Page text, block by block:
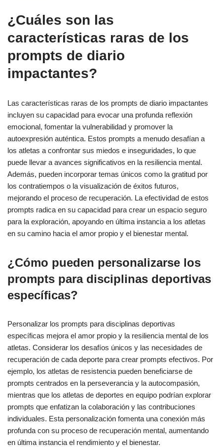
¿Cuáles son las
características raras de los
prompts de diario
impactantes?
Las características raras de los prompts de diario impactantes
incluyen su capacidad para evocar una profunda reflexión
emocional, fomentar la vulnerabilidad y promover la
autoexpresión auténtica. Estos prompts a menudo desafían a
los atletas a confrontar sus miedos e inseguridades, lo que
puede llevar a avances significativos en la resiliencia mental.
Además, pueden incorporar temas únicos como la gratitud por
los contratiempos o la visualización de éxitos futuros,
mejorando el proceso de recuperación. La efectividad de estos
prompts radica en su capacidad para crear un espacio seguro
para la exploración, apoyando en última instancia a los atletas
en su camino hacia el amor propio y el bienestar mental.
¿Cómo pueden personalizarse los
prompts para disciplinas deportivas
específicas?
Personalizar los prompts para disciplinas deportivas
específicas mejora el amor propio y la resiliencia mental de los
atletas. Considerar los desafíos únicos y las necesidades de
recuperación de cada deporte para crear prompts efectivos. Por
ejemplo, los atletas de resistencia pueden beneficiarse de
prompts centrados en la perseverancia y la autocompasión,
mientras que los atletas de deportes en equipo podrían explorar
prompts que enfatizan la colaboración y las contribuciones
individuales. Esta personalización fomenta una conexión más
profunda con su proceso de recuperación mental, aumentando
en última instancia el rendimiento y el bienestar.